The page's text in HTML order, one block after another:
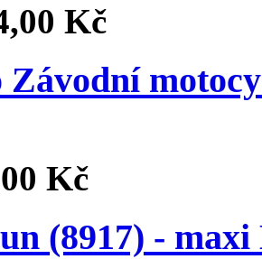
Kč
Kč
(8917) - maxi